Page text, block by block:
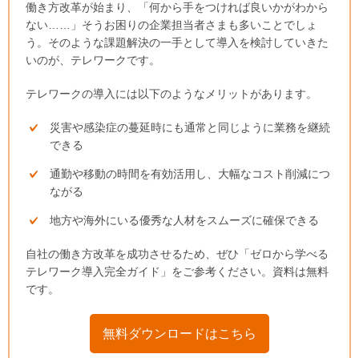
働き方改革が始まり、「何から手をつければ良いかがわから
ない……」そうお困りの企業担当者さまも多いことでしょ
う。そのような課題解決の一手として導入を検討していきた
いのが、テレワークです。
テレワークの導入には以下のようなメリットがあります。
災害や感染症の蔓延時にも通常と同じように業務を継続
できる
通勤や移動の時間を有効活用し、大幅なコスト削減につ
ながる
地方や海外にいる優秀な人材をスムーズに確保できる
自社の働き方改革を成功させるため、ぜひ「ゼロから学べる
テレワーク導入完全ガイド」をご参考ください。資料は無料
です。
無料ダウンロードはこちら